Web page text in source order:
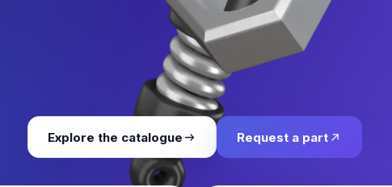
Explore the catalogue Request a part